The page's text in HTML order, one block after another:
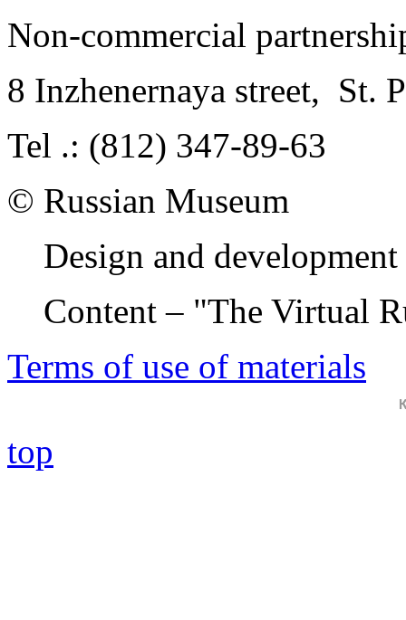
Non-commercial
8 Inzhenernaya street, St.
Tel .: (812) 347-89-63
© Russian Museum
Design and
Content – "The Virtual
Terms of use of materials
top